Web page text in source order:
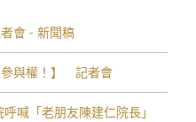
會 - 新聞稿
參與權！】 記者會
喊「老朋友陳建仁院長」